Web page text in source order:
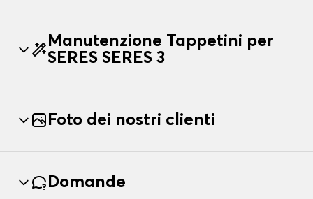
Manutenzione Tappetini per
SERES SERES 3
Foto dei nostri clienti
Domande